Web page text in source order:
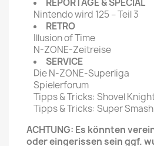
REPORTAGE & SPECIAL
Nintendo wird 125 – Teil 3
RETRO
Illusion of Time
N-ZONE-Zeitreise
SERVICE
Die N-ZONE-Superliga
Spielerforum
Tipps & Tricks: Shovel
Tipps & Tricks: Super
ACHTUNG: Es könnten
oder eingerissen sein ggf.